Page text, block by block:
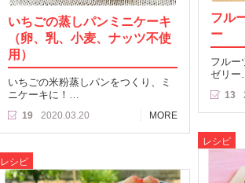
フル
ー
フルー
ゼリ
13
いちごの蒸しパンミニケーキ
（卵、乳、小麦、ナッツ不使
用）
いちごの米粉蒸しパンをつくり、ミ
ニケーキに！…
19 2020.03.20 MORE
レシピ
レシピ